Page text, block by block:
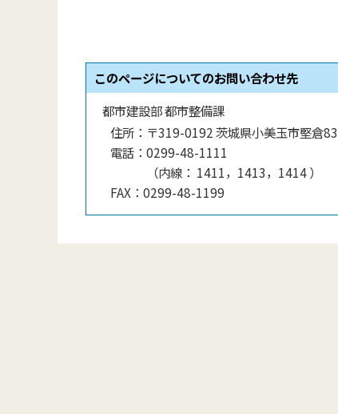
このページについてのお問い合わせ先
都市建設部 都市整備課
住所： 〒319-0192 茨城県小美玉市堅倉
電話： 0299-48-1111
（内線 ： 1411，1413，1414）
FAX： 0299-48-1199